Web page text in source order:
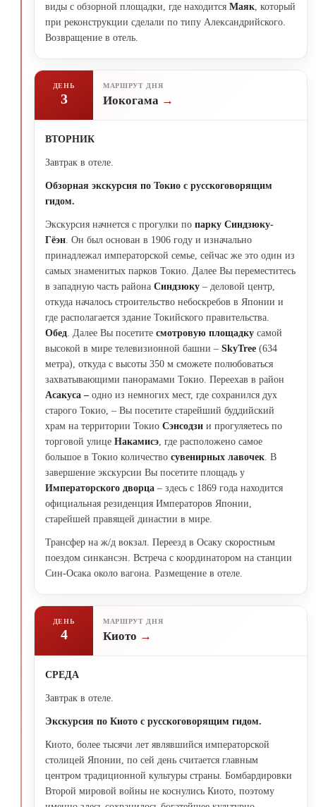
виды с обзорной площадки, где находится Маяк , который
при реконструкции сделали по типу Александрийского.
Возвращение в отель.
ДЕНЬ
3
МАРШРУТ ДНЯ
Иокогама
ВТОРНИК
Завтрак в отеле.
Обзорная экскурсия по Токио с русскоговорящим
гидом.
Экскурсия начнется с прогулки по парку Синдзюку-
Гёэн . Он был основан в 1906 году и изначально
принадлежал императорской семье, сейчас же это один из
самых знаменитых парков Токио. Далее Вы переместитесь
в западную часть района Синдзюку – деловой центр,
откуда началось строительство небоскребов в Японии и
где располагается здание Токийского правительства.
Обед . Далее Вы посетите смотровую площадку самой
высокой в мире телевизионной башни – SkyTree (634
метра), откуда с высоты 350 м сможете полюбоваться
захватывающими панорамами Токио. Переехав в район
Асакуса – одно из немногих мест, где сохранился дух
старого Токио, – Вы посетите старейший буддийский
храм на территории Токио Сэнсодзи и прогуляетесь по
торговой улице Накамисэ , где расположено самое
большое в Токио количество сувенирных лавочек . В
завершение экскурсии Вы посетите площадь у
Императорского дворца – здесь с 1869 года находится
официальная резиденция Императоров Японии,
старейшей правящей династии в мире.
Трансфер на ж/д вокзал. Переезд в Осаку скоростным
поездом синкансэн. Встреча с координатором на станции
Син-Осака около вагона. Размещение в отеле.
ДЕНЬ
4
МАРШРУТ ДНЯ
Киото
СРЕДА
Завтрак в отеле.
Экскурсия по Киото с русскоговорящим гидом.
Киото, более тысячи лет являвшийся императорской
столицей Японии, по сей день считается главным
центром традиционной культуры страны. Бомбардировки
Второй мировой войны не коснулись Киото, поэтому